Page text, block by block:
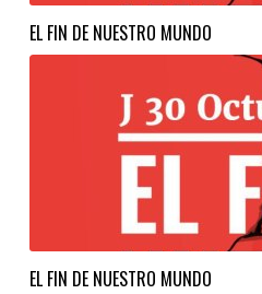
EL FIN DE NUESTRO MUNDO
EL FIN DE NUESTRO MUNDO